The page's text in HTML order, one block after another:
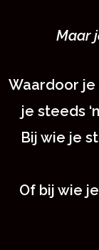
Maar
Waardoor
je steeds
Bij wie je
Of bij wie